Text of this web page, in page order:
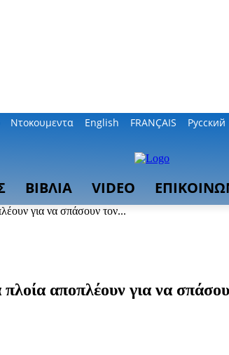
Ντοκουμεντα English FRANÇAIS Русский
ΒΙΒΛΙΑ VIDEO
για να σπάσουν τον...
αποπλέουν για να